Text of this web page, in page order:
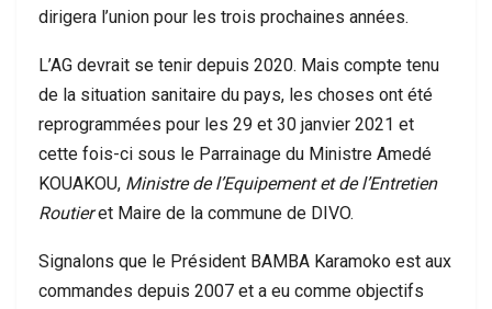
dirigera l’union pour les trois prochaines années.
L’AG devrait se tenir depuis 2020. Mais compte tenu
de la situation sanitaire du pays, les choses ont été
reprogrammées pour les 29 et 30 janvier 2021 et
cette fois-ci sous le Parrainage du Ministre Amedé
KOUAKOU, Ministre de l’Equipement et de l’Entretien
Routieret Maire de la commune de DIVO.
Signalons que le Président BAMBA Karamoko est aux
commandes depuis 2007 et a eu comme objectifs